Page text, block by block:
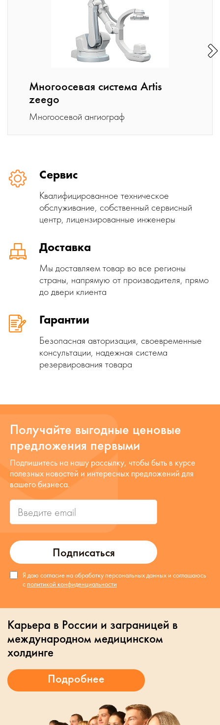
Многоосевая система Artis
zeego
Многоосевой ангиограф
Сервис
Квалифицированное техническое
обслуживание, собственный сервисный
центр, лицензированные инженеры
Доставка
Мы доставляем товар во все регионы
страны, напрямую от производителя, прямо
до двери клиента
Гарантии
Безопасная авторизация, своевременные
консультации, надежная система
резервирования товара
Получайте выгодные ценовые
предложения первыми
Подписаться
Подпишитесь на нашу рассылку, чтобы быть в курсе
полезных новостей и интересных предложений для
вашего бизнеса.
Я даю согласие на обработку персональных данных и соглашаюсь
с политикой конфиденциальности
Карьера в России и заграницей в
международном медицинском
холдинге